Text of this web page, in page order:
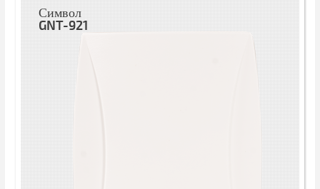
Символ
GNT-921